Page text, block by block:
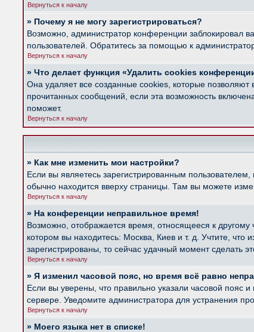
Вернуться к началу
» Почему я не могу зарегистрироваться?
Возможно, администратор конференции заблокировал
пользователей. Обратитесь за помощью к
Вернуться к началу
» Что делает функция «Удалить cookies
Она удаляет все созданные cookies, которые
прочитанных сообщений, если эта возможность
поможет.
Вернуться к началу
» Как мне изменить мои настройки?
Если вы являетесь зарегистрированным
обычно находится вверху страницы. Там вы можете
Вернуться к началу
» На конференции неправильное время!
Возможно, отображается время, относящееся к другому
котором вы находитесь: Москва, Киев и т. д. Учтите, что
зарегистрированы, то сейчас удачный момент сделать
Вернуться к началу
» Я изменил часовой пояс, но время всё равно
Если вы уверены, что правильно указали часовой пояс
сервере. Уведомите администратора для устранения
Вернуться к началу
» Моего языка нет в списке!